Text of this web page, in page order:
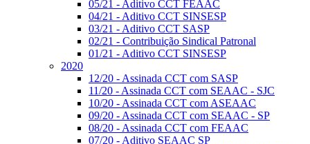
05/21 - Aditivo CCT FEAAC
04/21 - Aditivo CCT SINSESP
03/21 - Aditivo CCT SASP
02/21 - Contribuição Sindical Patronal
01/21 - Aditivo CCT SINSESP
2020
12/20 - Assinada CCT com SASP
11/20 - Assinada CCT com SEAAC - SJC
10/20 - Assinada CCT com ASEAAC
09/20 - Assinada CCT com SEAAC - SP
08/20 - Assinada CCT com FEAAC
07/20 - Aditivo SEAAC SP